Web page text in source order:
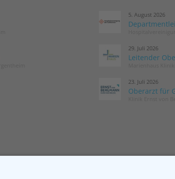
5. August 2026
29. Juli 2026
Leitender
23. Juli 2026
Oberarzt für